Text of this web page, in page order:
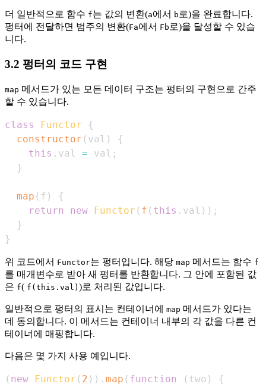
더 일반적으로 함수 f는 값의 변환(a에서 b 로)을 완료합니다.
펑터에 전달하면 범주의 변환(Fa에서 Fb 로)을 달성할 수 있습
니다.
3.2 펑터의 코드 구현
map 메서드가 있는 모든 데이터 구조는 펑터의 구현으로 간주
할 수 있습니다.
class Functor
{
constructor ( val )
{
this . val = val ;
}
map ( f )
{
return
new Functor ( f ( this . val ) ) ;
}
}
위 코드에서 Functor는 펑터입니다. 해당 map 메서드는 함수 f
를 매개변수로 받아 새 펑터를 반환합니다. 그 안에 포함된 값
은 f( f(this.val) )로 처리된 값입니다.
일반적으로 펑터의 표시는 컨테이너에 map 메서드가 있다는
데 동의합니다. 이 메서드는 컨테이너 내부의 각 값을 다른 컨
테이너에 매핑합니다.
다음은 몇 가지 사용 예입니다.
( new Functor ( 2 ) ) . map ( function ( two )
{